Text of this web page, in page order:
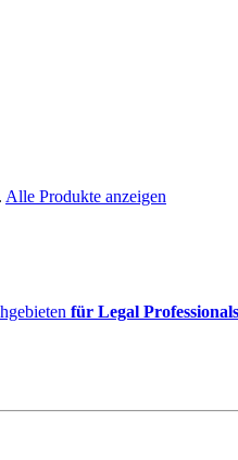
Alle Produkte anzeigen
für Legal Professionals